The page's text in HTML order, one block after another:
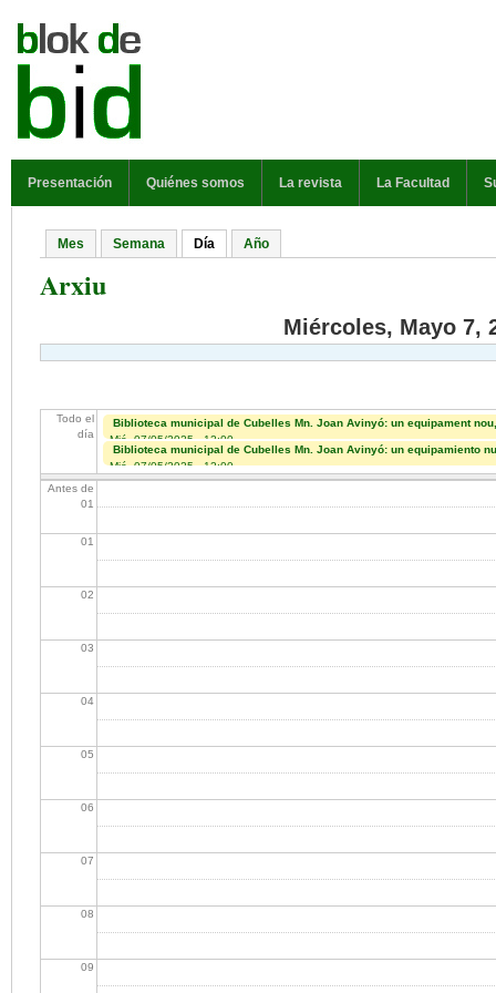
Presentación Quiénes somos La revista La Facultad
Solapas principales
Mes Semana Día(solapa activa)
Año
Arxiu
Miércoles, Mayo 7,
Todo el
día
Biblioteca municipal de Cubelles Mn. Joan Avinyó: un equipament
Mié, 07/05/2025 - 12:00
Biblioteca municipal de Cubelles Mn. Joan Avinyó: un equipamiento
Mié, 07/05/2025 - 12:00
Antes de
01
01
02
03
04
05
06
07
08
09